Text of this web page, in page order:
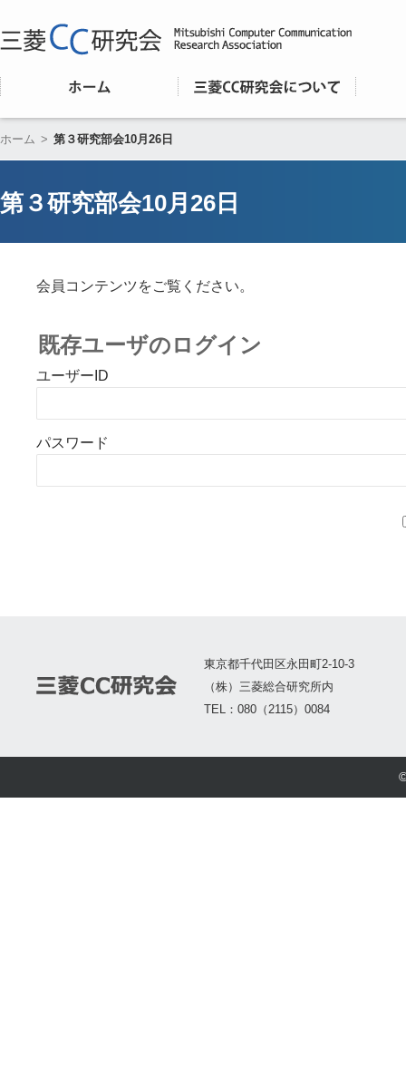
ホーム > 第３研究部会10月26日
第３研究部会10月26日
会員コンテンツをご覧ください。
既存ユーザのログイン
ユーザーID
パスワード
東京都千代田区永田町2-10-3
（株）三菱総合研究所内
TEL：080（2115）0084